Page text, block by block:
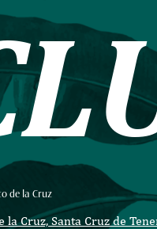
L
de la Cruz
la Cruz, Santa Cruz de